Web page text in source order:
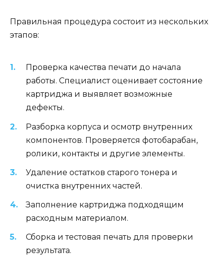
Правильная процедура состоит из нескольких
этапов:
Проверка качества печати до начала
работы. Специалист оценивает состояние
картриджа и выявляет возможные
дефекты.
Разборка корпуса и осмотр внутренних
компонентов. Проверяется фотобарабан,
ролики, контакты и другие элементы.
Удаление остатков старого тонера и
очистка внутренних частей.
Заполнение картриджа подходящим
расходным материалом.
Сборка и тестовая печать для проверки
результата.